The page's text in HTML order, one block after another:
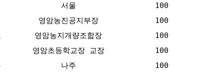
서울
100
영암농진공지부장
100
영암농지개량조합장
100
영암초등학교장 교장
100
나주
100